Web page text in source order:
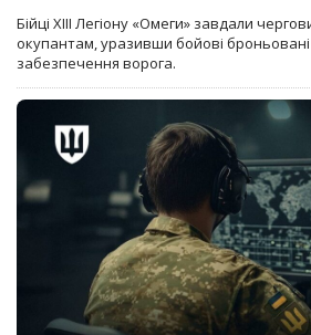
Бійці ХІІІ Легіону «Омеги» завдали
окупантам, уразивши бойові
забезпечення ворога.